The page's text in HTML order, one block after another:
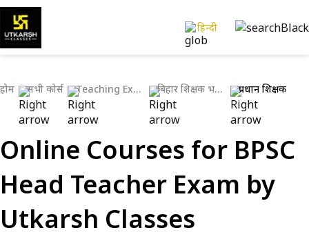
हिन्दी
होम सभी कोर्स Teaching Exams बिहार शिक्षक भर्ती परीक्षाएँ प्रधान शिक्षक
Online Courses for BPSC
Head Teacher Exam by
Utkarsh Classes